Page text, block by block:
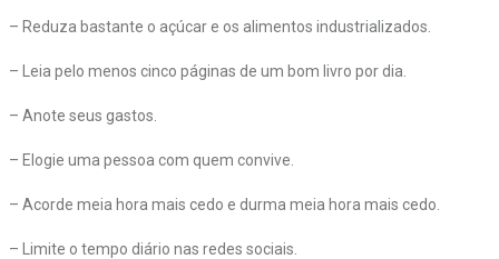
– Reduza bastante o açúcar e os alimentos industrializados.
– Leia pelo menos cinco páginas de um bom livro por dia.
– Anote seus gastos.
– Elogie uma pessoa com quem convive.
– Acorde meia hora mais cedo e durma meia hora mais cedo.
– Limite o tempo diário nas redes sociais.